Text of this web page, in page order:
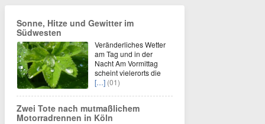
Sonne, Hitze und Gewitter im
Südwesten
Veränderliches Wetter
am Tag und in der
Nacht Am Vormittag
scheint vielerorts die
[…] (01)
Zwei Tote nach mutmaßlichem
Motorradrennen in Köln